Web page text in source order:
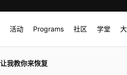
活动 Programs 社区 学堂
我教你来恢复